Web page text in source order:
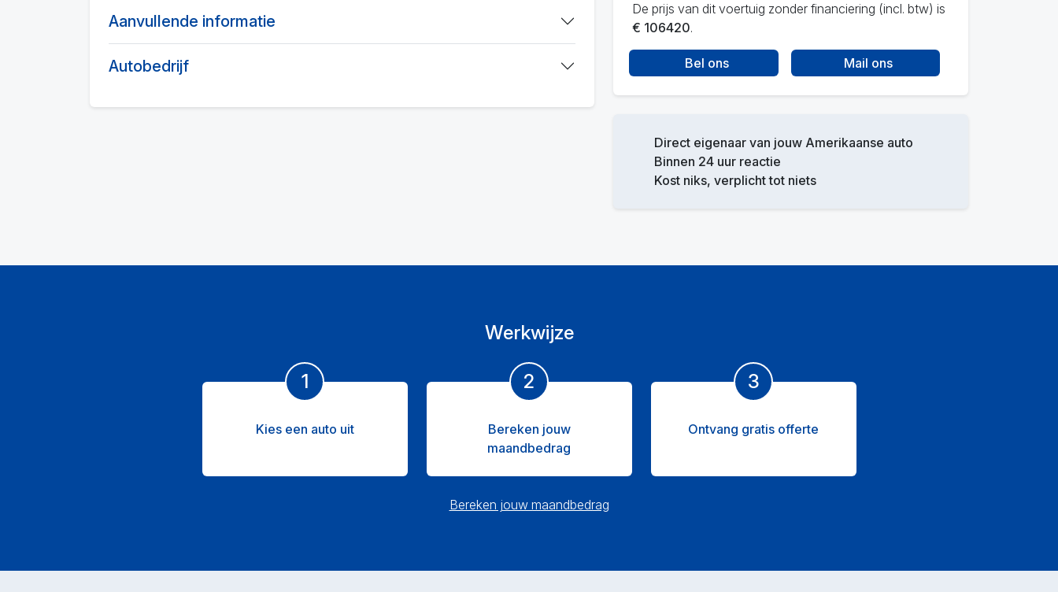
Aanvullende informatie
Autobedrijf
De prijs van dit voertuig zonder financiering (incl. btw) is
€ 106420.
Bel ons Mail ons
Direct eigenaar van jouw Amerikaanse auto
Binnen 24 uur reactie
Kost niks, verplicht tot niets
Werkwijze
1
Kies een auto uit
2
Bereken jouw
maandbedrag
3
Ontvang gratis offerte
Bereken jouw maandbedrag